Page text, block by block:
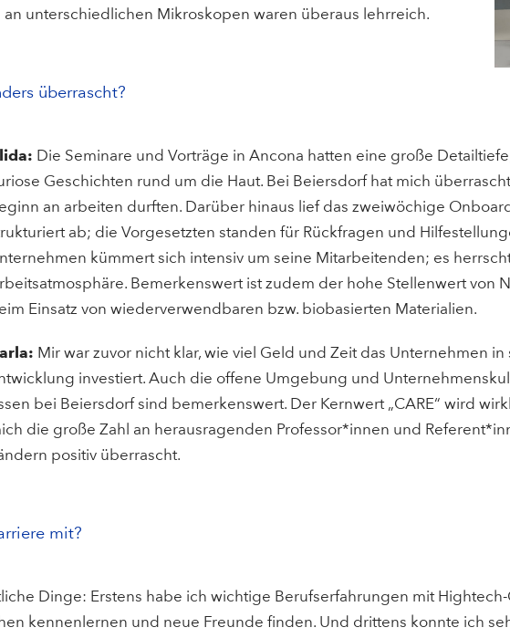
unterschiedlichen Mikroskopen waren überaus lehrreich.
überrascht?
Die Seminare und Vorträge in Ancona hatten eine große
Geschichten rund um die Haut. Bei Beiersdorf hat mich
an arbeiten durften. Darüber hinaus lief das zweiwöchige
ab; die Vorgesetzten standen für Rückfragen und
kümmert sich intensiv um seine Mitarbeitenden; es
Bemerkenswert ist zudem der hohe Stellenwert von
Einsatz von wiederverwendbaren bzw. biobasierten Materialien.
Mir war zuvor nicht klar, wie viel Geld und Zeit das Unternehmen
investiert. Auch die offene Umgebung und
bei Beiersdorf sind bemerkenswert. Der Kernwert „CARE“ wird
die große Zahl an herausragenden Professor*innen und
positiv überrascht.
mit?
Dinge: Erstens habe ich wichtige Berufserfahrungen mit
kennenlernen und neue Freunde finden. Und drittens konnte ich